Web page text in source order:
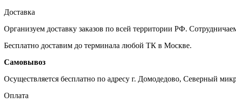
Доставка
Организуем доставку заказов по всей территории РФ.
Бесплатно доставим до терминала любой ТК в Москве.
Самовывоз
Осуществляется бесплатно по адресу г. Домодедово, Северный
Оплата